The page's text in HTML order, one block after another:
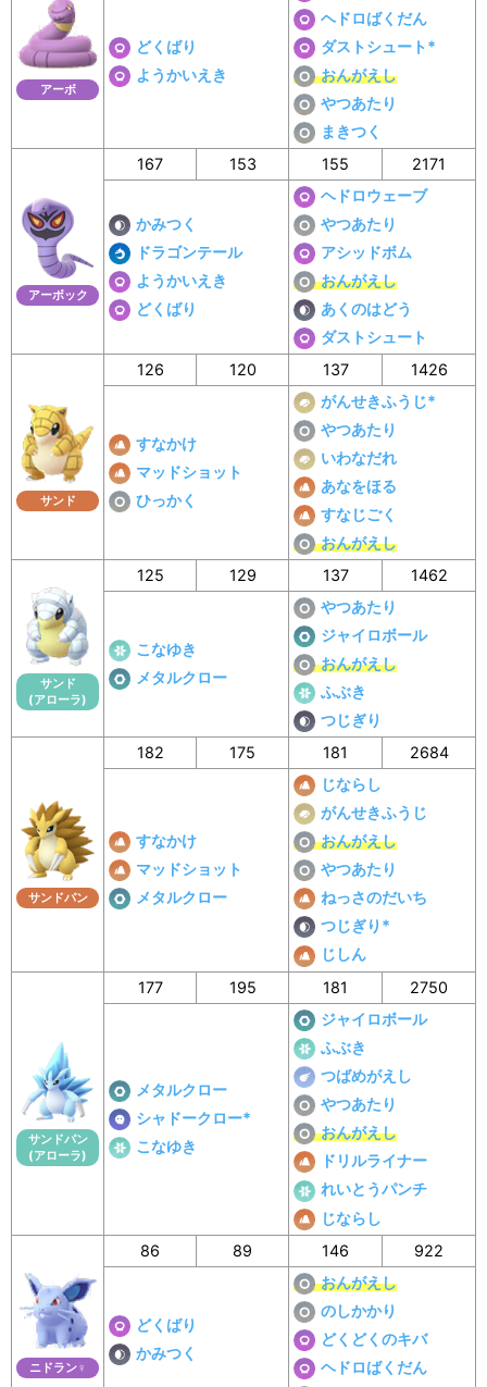
アーボ
どくばり
ようかいえき
ヘドロばくだん
ダストシュート*
おんがえし
やつあたり
まきつく
アーボック
167 153 155 2171
かみつく
ドラゴンテール
ようかいえき
どくばり
ヘドロウェーブ
やつあたり
アシッドボム
おんがえし
あくのはどう
ダストシュート
サンド
126 120 137 1426
すなかけ
マッドショット
ひっかく
がんせきふうじ*
やつあたり
いわなだれ
あなをほる
すなじごく
おんがえし
サンド
(アローラ)
125 129 137 1462
こなゆき
メタルクロー
やつあたり
ジャイロボール
おんがえし
ふぶき
つじぎり
サンドパン
182 175 181 2684
すなかけ
マッドショット
メタルクロー
じならし
がんせきふうじ
おんがえし
やつあたり
ねっさのだいち
つじぎり*
じしん
サンドパン
(アローラ)
177 195 181 2750
メタルクロー
シャドークロー*
こなゆき
ジャイロボール
ふぶき
つばめがえし
やつあたり
おんがえし
ドリルライナー
れいとうパンチ
じならし
ニドラン♀
86 89 146 922
どくばり
かみつく
おんがえし
のしかかり
どくどくのキバ
ヘドロばくだん